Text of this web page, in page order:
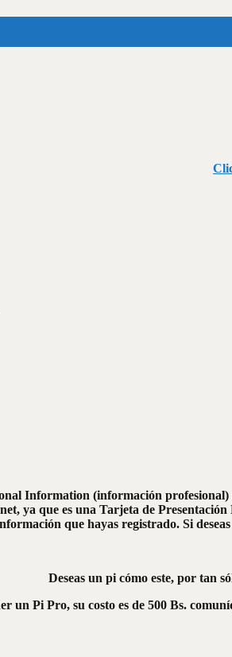
Information (información
ya que es una Tarjeta de
que hayas registrado. Si
Deseas un pi cómo este, por tan
un Pi Pro, su costo es de 500 Bs.